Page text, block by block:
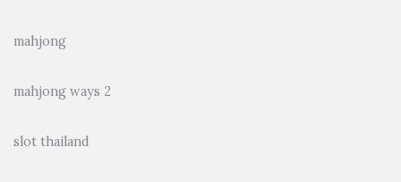
mahjong
mahjong ways 2
slot thailand